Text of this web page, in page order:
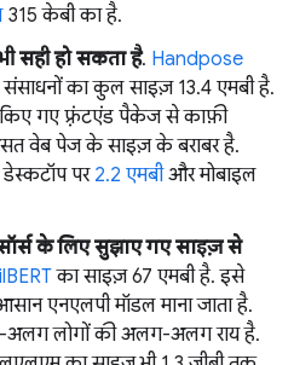
315 केबी का है.
सही हो सकता है. Handpose
का कुल साइज़ 13.4 एमबी है.
किए गए फ़्रंटएंड पैकेज से काफ़ी
वेब पेज के साइज़ के बराबर है.
पर 2.2 एमबीऔर मोबाइल
के लिए सुझाए गए साइज़ से
का साइज़ 67 एमबी है. इसे
एनएलपी मॉडल माना जाता है.
अलग लोगों की अलग-अलग राय है.